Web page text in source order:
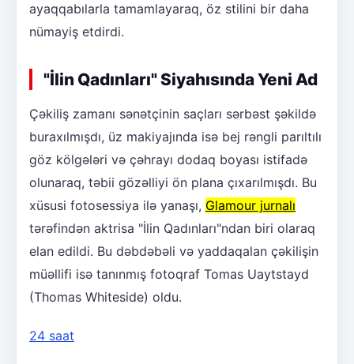
ayaqqabılarla tamamlayaraq, öz stilini bir daha
nümayiş etdirdi.
"İlin Qadınları" Siyahısında Yeni Ad
Çəkiliş zamanı sənətçinin saçları sərbəst şəkildə
buraxılmışdı, üz makiyajında isə bej rəngli parıltılı
göz kölgələri və çəhrayı dodaq boyası istifadə
olunaraq, təbii gözəlliyi ön plana çıxarılmışdı. Bu
xüsusi fotosessiya ilə yanaşı, Glamour jurnalı
tərəfindən aktrisa "İlin Qadınları"ndan biri olaraq
elan edildi. Bu dəbdəbəli və yaddaqalan çəkilişin
müəllifi isə tanınmış fotoqraf Tomas Uaytstayd
(Thomas Whiteside) oldu.
24 saat